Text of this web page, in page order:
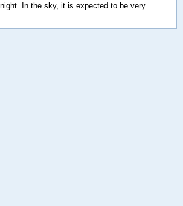
In the sky, it is expected to be very